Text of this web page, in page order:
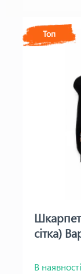
Топ
сітка)
В наявності